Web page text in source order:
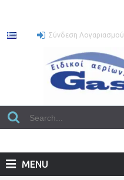
Σύνδεση Λογαριασμού
MENU